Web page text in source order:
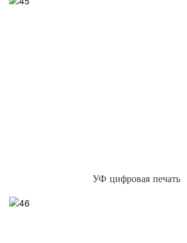
УФ цифровая печать